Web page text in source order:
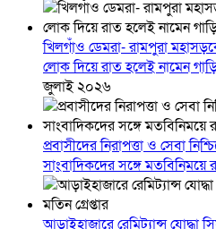
খিলগাঁও ডেমরা- রামপুরা
লোক দিয়ে রাত হলেই নামেন
জুলাই ২০২৬
প্রবাসীদের নিরাপত্তা ও সেবা
সাংবাদিকদের সঙ্গে মতবিনিময়ে
আড়াইহাজারে রেমিট্যান্স যোদ্ধা